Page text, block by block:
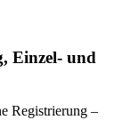
Einzel- und
Registrierung –